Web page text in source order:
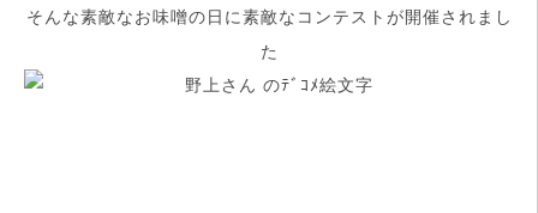
そんな素敵なお味噌の日に素敵なコンテストが開催されまし
た